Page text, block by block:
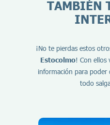
TAMBIÉN
¡No te pierdas estos
Estocolmo! Con ellos
información para
todo